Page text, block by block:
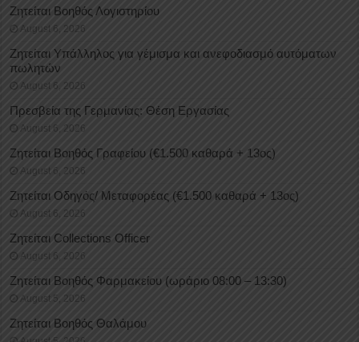
Ζητείται Βοηθός Λογιστηρίου
August 6, 2026
Ζητείται Υπάλληλος για γέμισμα και ανεφοδιασμό αυτόματων
πωλητών
August 6, 2026
Πρεσβεία της Γερμανίας: Θέση Εργασίας
August 6, 2026
Ζητείται Βοηθός Γραφείου (€1.500 καθαρά + 13ος)
August 6, 2026
Ζητείται Οδηγός/ Μεταφορέας (€1.500 καθαρά + 13ος)
August 6, 2026
Ζητείται Collections Officer
August 6, 2026
Ζητείται Βοηθός Φαρμακείου (ωράριο 08:00 – 13:30)
August 5, 2026
Ζητείται Βοηθός Θαλάμου